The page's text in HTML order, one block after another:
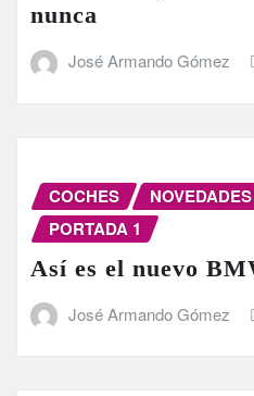
nunca
José Armando Gómez
COCHES
PORTADA 1
Así es el nuevo
José Armando Gómez